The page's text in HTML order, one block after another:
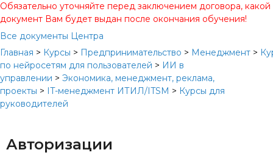
Обязательно уточняйте перед заключением договора, какой
документ Вам будет выдан после окончания обучения!
Все документы Центра
Главная > Курсы > Предпринимательство > Менеджмент >
по нейросетям для пользователей > ИИ в
управлении > Экономика, менеджмент, реклама,
проекты > IT-менеджмент ИТИЛ/ITSM > Курсы для
руководителей
Авторизации